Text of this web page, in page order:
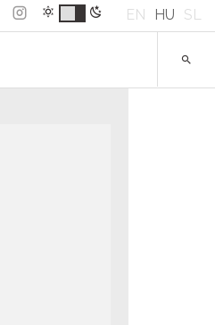
EN HU SL